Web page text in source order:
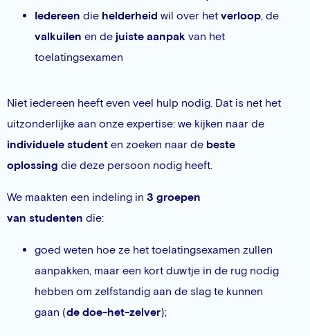
Iedereen die helderheid wil over het verloop , de
valkuilen en de juiste aanpak van het
toelatingsexamen
Niet iedereen heeft even veel hulp nodig. Dat is net het
uitzonderlijke aan onze expertise: we kijken naar de
individuele student en zoeken naar de beste
oplossing die deze persoon nodig heeft.
We maakten een indeling in 3 groepen
van studenten die:
goed weten hoe ze het toelatingsexamen zullen
aanpakken, maar een kort duwtje in de rug nodig
hebben om zelfstandig aan de slag te kunnen
gaan (de doe-het-zelver);